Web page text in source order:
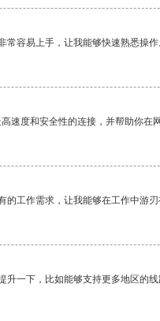
容易上手，让我能够快速熟悉操
速度和安全性的连接，并帮助你在
工作需求，让我能够在工作中游刃
一下，比如能够支持更多地区的线